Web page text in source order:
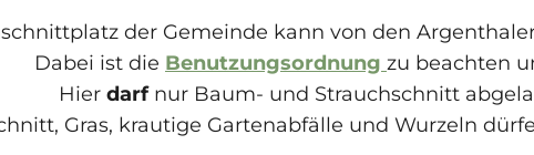
der Gemeinde kann von den
Dabei ist die Benutzungsordnung zu beachten
Hier darfnur Baum- und Strauchschnitt
Gras, krautige Gartenabfälle und Wurzeln